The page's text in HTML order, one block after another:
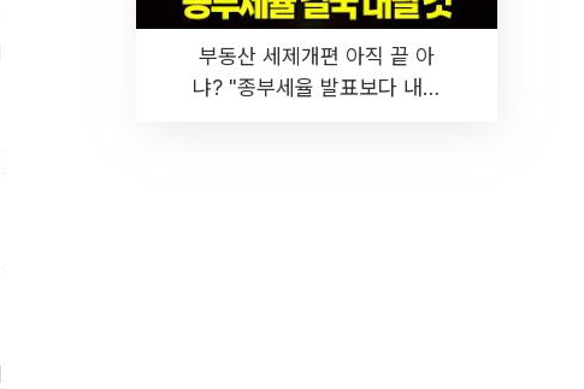
부동산 세제개편 아직 끝 아
냐? "종부세율 발표보다 내릴